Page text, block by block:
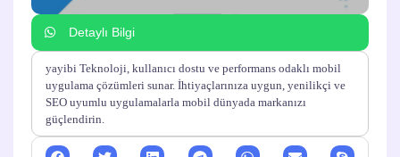
Detaylı Bilgi
yayibi Teknoloji, kullanıcı dostu ve performans odaklı mobil
uygulama çözümleri sunar. İhtiyaçlarınıza uygun, yenilikçi ve
SEO uyumlu uygulamalarla mobil dünyada markanızı
güçlendirin.